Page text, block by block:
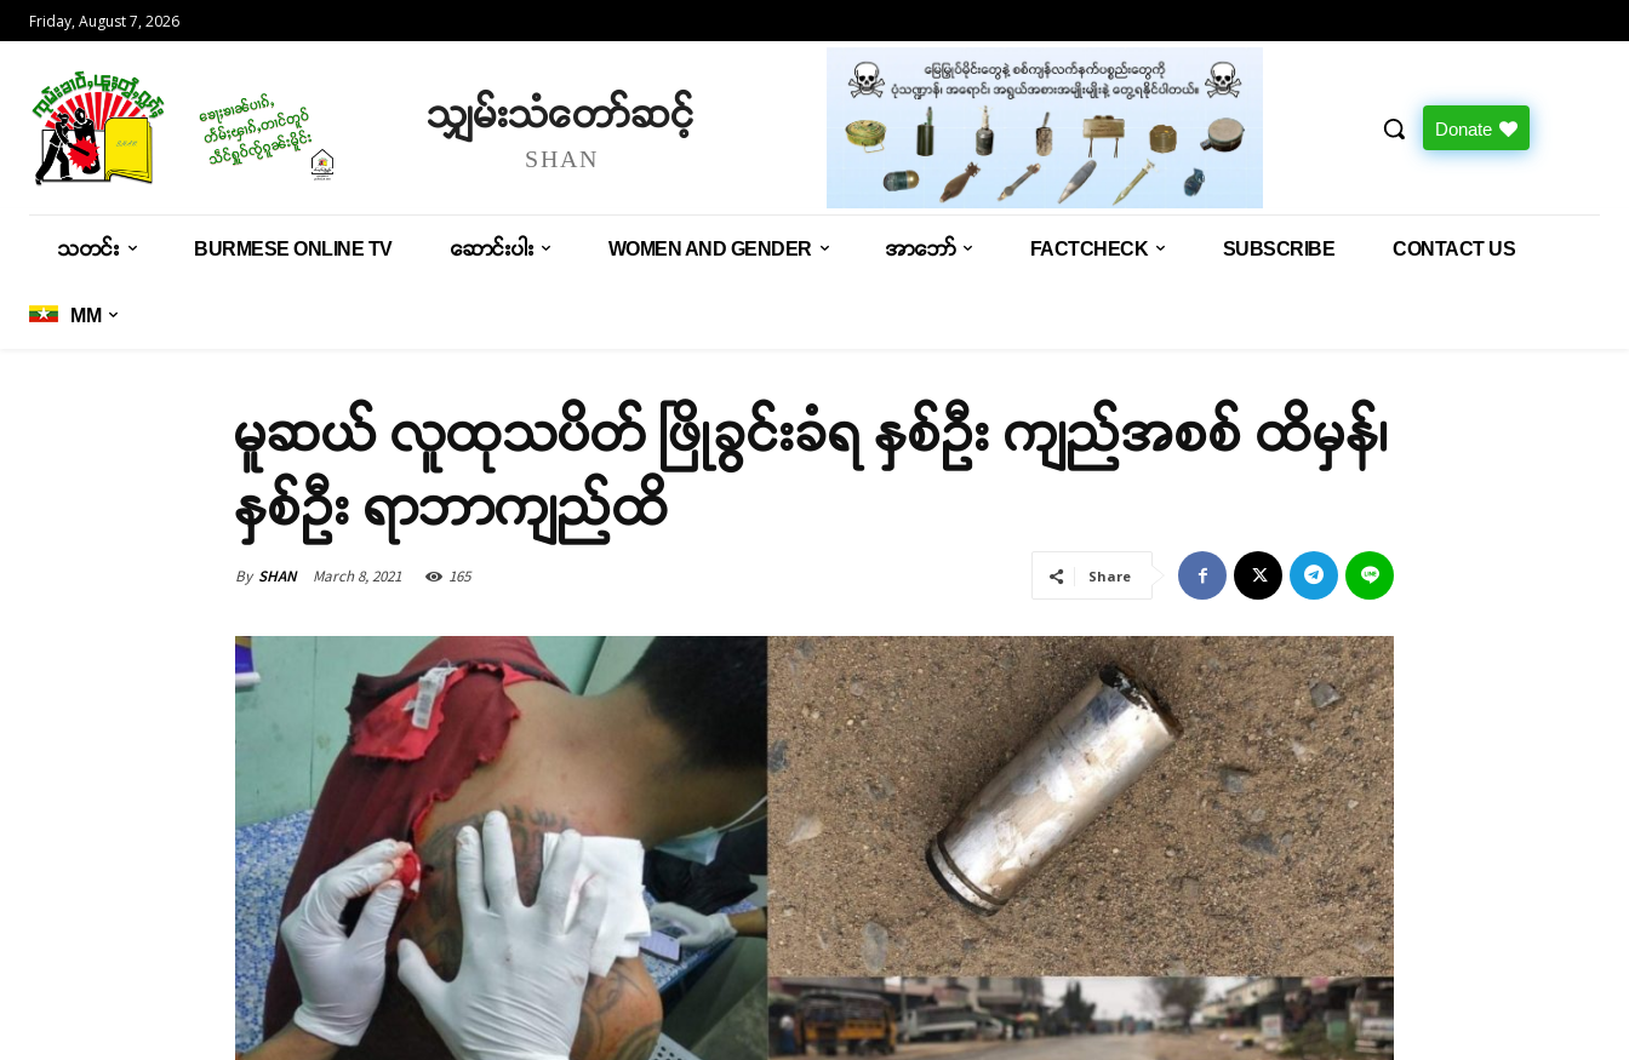
Friday, August 7, 2026
သျှမ်းသံတော်ဆင့်
SHAN
Donate
သတင်း BURMESE ONLINE TV ဆောင်းပါး WOMEN AND GENDER အာဘော် FACTCHECK SUBSCRIBE CONTACT US
MM
မူဆယ် လူထုသပိတ် ဖြိုခွင်းခံရ နှစ်ဦး ကျည်အစစ် ထိမှန်၊
နှစ်ဦး ရာဘာကျည်ထိ
By SHAN March 8, 2021 165 Share